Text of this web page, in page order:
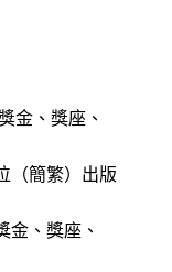
、獎座、
（簡繁）出版
、獎座、